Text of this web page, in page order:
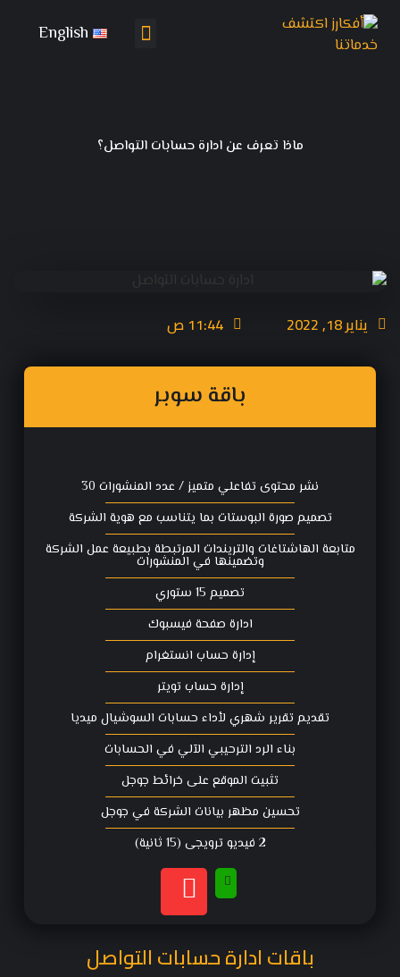
English
ماذا تعرف عن ادارة حسابات التواصل؟
يناير 18, 2022 11:44 ص
باقات ادارة حسابات التواصل
باقة سوبر
نشر محتوى تفاعلي متميز / عدد المنشورات 30
تصميم صورة البوستات بما يتناسب مع هوية الشركة
متابعة الهاشتاغات والتريندات المرتبطة بطبيعة عمل الشركة
وتضمينها في المنشورات
تصميم 15 ستوري
ادارة صفحة فيسبوك
إدارة حساب انستغرام
إدارة حساب تويتر
تقديم تقرير شهري لأداء حسابات السوشيال ميديا
بناء الرد الترحيبي الآلي في الحسابات
تثبيت الموقع على خرائط جوجل
تحسين مظهر بيانات الشركة في جوجل
2 فيديو ترويجي (15 ثانية)